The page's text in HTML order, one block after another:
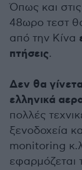
Όπως και
48ωρο τεστ
από την Κίνα
πτήσεις.
Δεν θα
ελληνικά
πολλές
ξενοδοχεία
monitoring
εφαρμόζεται